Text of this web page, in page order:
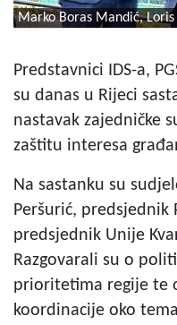
Marko Boras Mandić,
Predstavnici IDS-a,
su danas u Rijeci
nastavak zajedničke
zaštitu interesa
Na sastanku su
Peršurić, predsjednik
predsjednik Unije
Razgovarali su o
prioritetima regije te
koordinacije oko